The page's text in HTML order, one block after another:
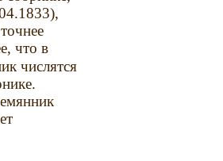
что в
числятся